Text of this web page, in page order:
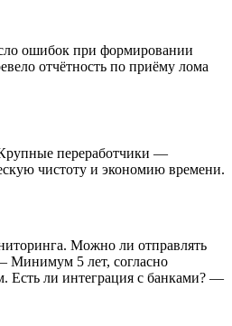
ошибок при формировании
отчётность по приёму лома
переработчики —
чистоту и экономию времени.
Можно ли отправлять
Минимум 5 лет, согласно
ли интеграция с банками? —